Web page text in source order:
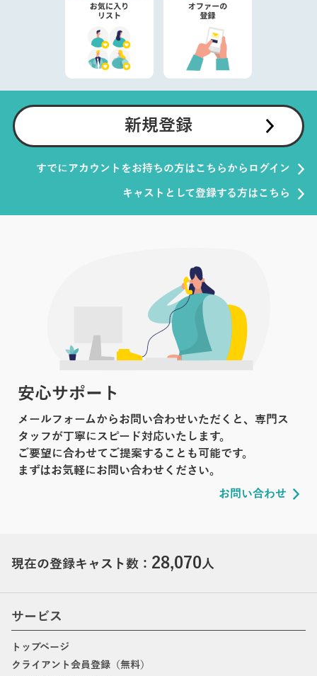
新規登録
すでにアカウントをお持ちの方はこちらからログイン
キャストとして登録する方はこちら
安心サポート
メールフォームからお問い合わせいただくと、専門ス
タッフが丁寧にスピード対応いたします。
ご要望に合わせてご提案することも可能です。
まずはお気軽にお問い合わせください。
お問い合わせ
現在の登録キャスト数： 28,070人
サービス
トップページ
クライアント会員登録（無料）